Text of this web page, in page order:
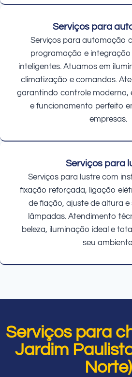
Serviços para
Serviços para automação
programação e integração
inteligentes. Atuamos em
climatização e comandos.
garantindo controle moderno,
e funcionamento perfeito
empresas.
Serviços para
Serviços para lustre com
fixação reforçada, ligação
de fiação, ajuste de altura
lâmpadas. Atendimento
beleza, iluminação ideal e
seu
Serviços para
Jardim
Norte)